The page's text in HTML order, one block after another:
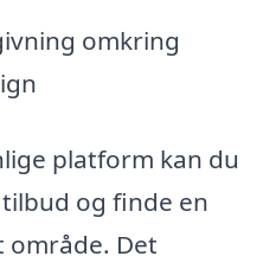
omkring
platform kan du
og finde en
Det